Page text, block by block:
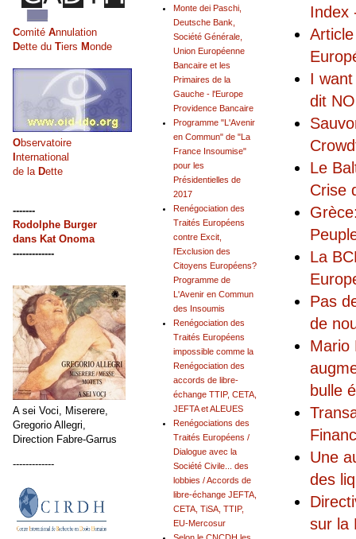
Index
I
dit
Le
Crise
La
Pas
de
Mario
bulle
Une
des
sur la
Monte dei Paschi,
Deutsche Bank,
Société Générale,
Union Européenne
Bancaire et les
Primaires de la
Gauche - l'Europe
Providence Bancaire
Programme "L'Avenir
en Commun" de "La
France Insoumise"
pour les
Présidentielles de
2017
Renégociation des
Traités Européens
contre Excit,
l'Exclusion des
Citoyens Européens?
Programme de
L'Avenir en Commun
des Insoumis
Renégociation des
Traités Européens
impossible comme la
Renégociation des
accords de libre-
échange TTIP, CETA,
JEFTA et ALEUES
Renégociations des
Traités Européens /
Dialogue avec la
Société Civile... des
lobbies / Accords de
libre-échange JEFTA,
CETA, TiSA, TTIP,
EU-Mercosur
Comité Annulation
Dette du Tiers Monde
Observatoire
International
de la Dette
-------
Rodolphe Burger
dans Kat Onoma
-------------
A sei Voci, Miserere,
Gregorio Allegri,
Direction Fabre-Garrus
-------------